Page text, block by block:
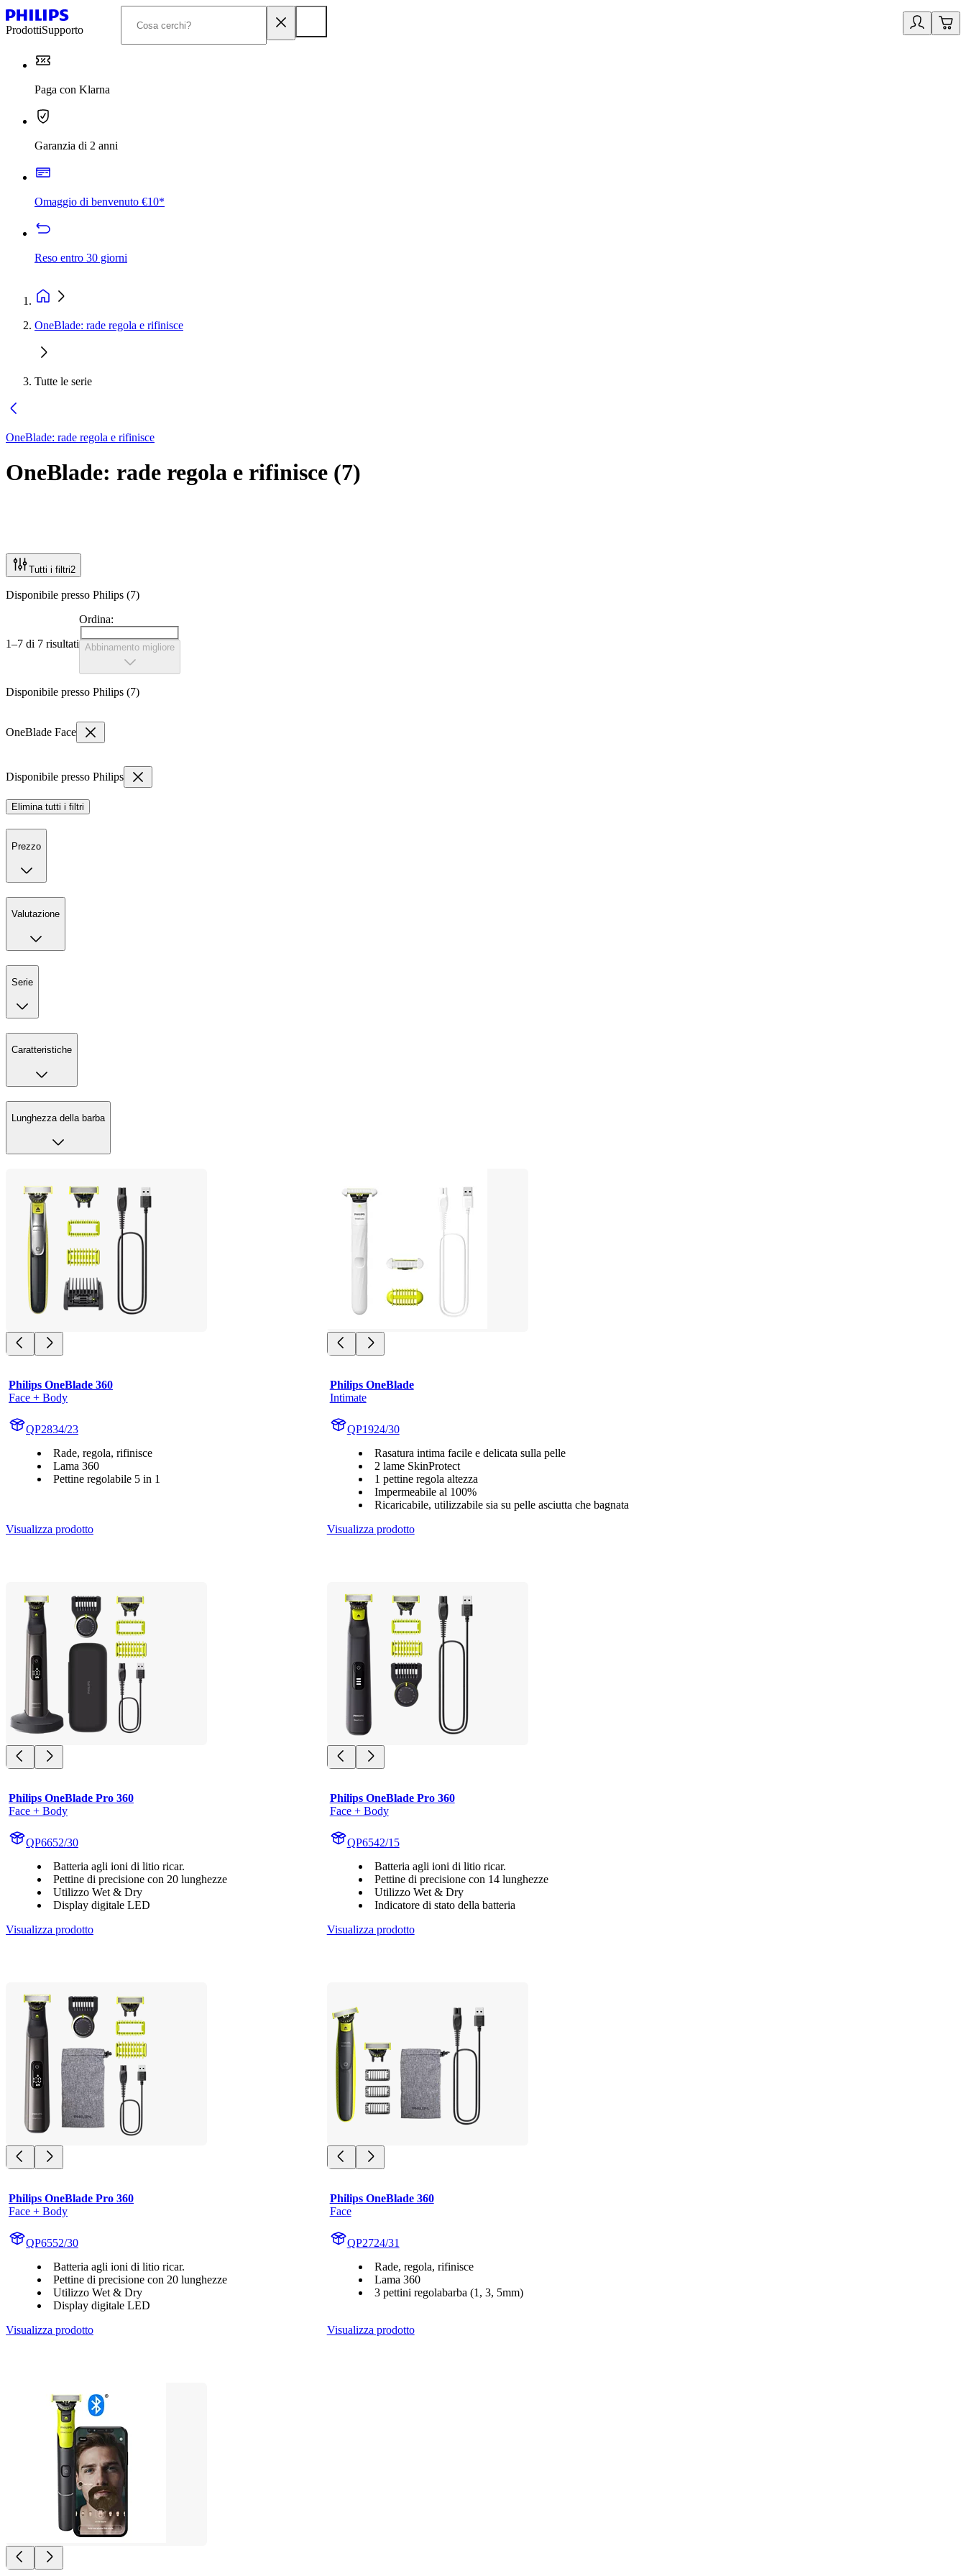
ProdottiSupporto
Paga con Klarna
Garanzia di 2 anni
Omaggio di benvenuto €10*
Reso entro 30 giorni
OneBlade: rade regola e rifinisce
Tutte le serie
OneBlade: rade regola e rifinisce
OneBlade: rade regola e rifinisce (7)
Tutti i filtri2
Disponibile presso Philips (7)
1–7 di 7 risultati
Ordina:
Abbinamento migliore
Disponibile presso Philips (7)
OneBlade Face
Disponibile presso Philips
Elimina tutti i filtri
Prezzo
Valutazione
Serie
Caratteristiche
Lunghezza della barba
Philips OneBlade 360
Face + Body
QP2834/23
Rade, regola, rifinisce
Lama 360
Pettine regolabile 5 in 1
Visualizza prodotto
Philips OneBlade
Intimate
QP1924/30
Rasatura intima facile e delicata sulla pelle
2 lame SkinProtect
1 pettine regola altezza
Impermeabile al 100%
Ricaricabile, utilizzabile sia su pelle asciutta che bagnata
Visualizza prodotto
Philips OneBlade Pro 360
Face + Body
QP6652/30
Batteria agli ioni di litio ricar.
Pettine di precisione con 20 lunghezze
Utilizzo Wet & Dry
Display digitale LED
Visualizza prodotto
Philips OneBlade Pro 360
Face + Body
QP6542/15
Batteria agli ioni di litio ricar.
Pettine di precisione con 14 lunghezze
Utilizzo Wet & Dry
Indicatore di stato della batteria
Visualizza prodotto
Philips OneBlade Pro 360
Face + Body
QP6552/30
Batteria agli ioni di litio ricar.
Pettine di precisione con 20 lunghezze
Utilizzo Wet & Dry
Display digitale LED
Visualizza prodotto
Philips OneBlade 360
Face
QP2724/31
Rade, regola, rifinisce
Lama 360
3 pettini regolabarba (1, 3, 5mm)
Visualizza prodotto